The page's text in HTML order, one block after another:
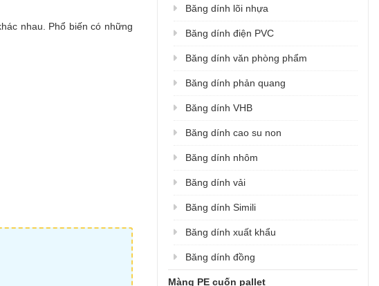
nhau. Phổ biến có những
Băng dính lõi nhựa
Băng dính điện PVC
Băng dính văn phòng phẩm
Băng dính phản quang
Băng dính VHB
Băng dính cao su non
Băng dính nhôm
Băng dính vải
Băng dính Simili
Băng dính xuất khẩu
Băng dính đồng
Màng PE cuốn pallet